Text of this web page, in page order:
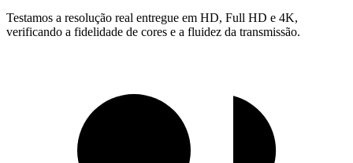
Testamos a resolução real entregue em HD, Full HD e 4K,
verificando a fidelidade de cores e a fluidez da transmissão.